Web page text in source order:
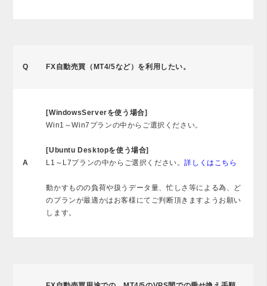
Q FX自動売買（MT4/5など）を利用したい。
A
[WindowsServerを使う場合]
Win1～Win7プランの中からご選択ください。
[Ubuntu Desktopを使う場合]
L1～L7プランの中からご選択ください。詳しくはこちら
動かすものの負荷や扱うデータ量、忙しさ等による為、ど
のプランが最適かはお客様にてご判断頂きますようお願い
します。